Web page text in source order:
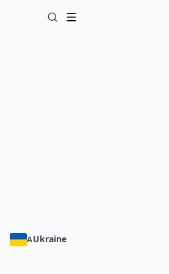
AUkraine